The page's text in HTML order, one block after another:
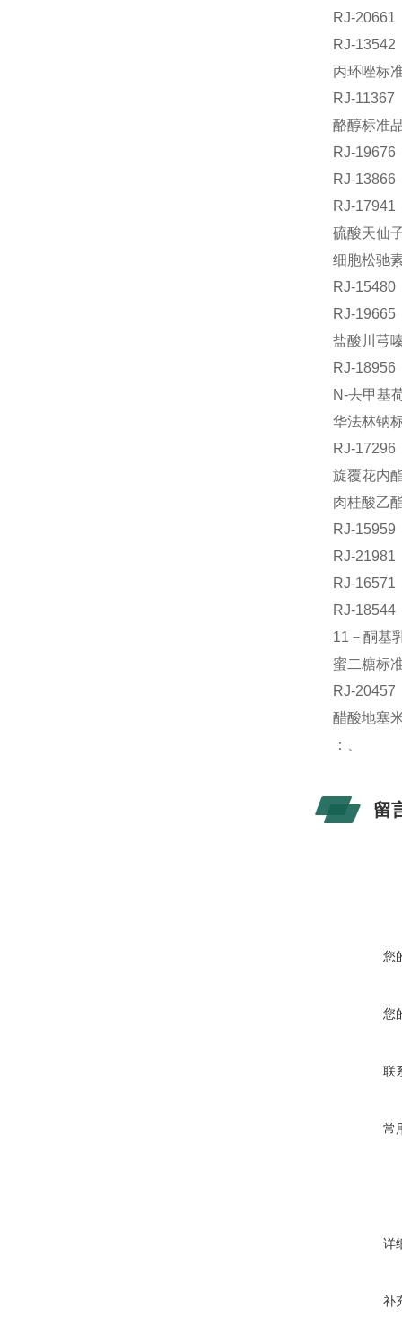
RJ-
RJ-
丙环唑标
RJ-
酪醇标准
RJ-
RJ-
RJ-
硫酸天仙
细胞松驰
RJ-
RJ-
盐酸川芎
RJ-
N-去甲基
华法林钠
RJ-
旋覆花内
肉桂酸乙
RJ-
RJ-
RJ-
RJ-
11－酮基
蜜二糖标
RJ-
醋酸地
：、
留
您
您
联
常
详
补